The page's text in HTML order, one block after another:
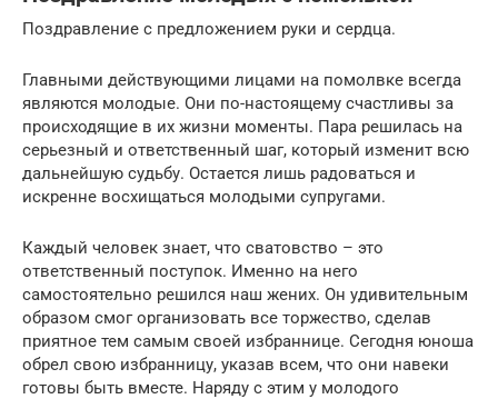
Поздравление с предложением руки и сердца.
Главными действующими лицами на помолвке всегда
являются молодые. Они по-настоящему счастливы за
происходящие в их жизни моменты. Пара решилась на
серьезный и ответственный шаг, который изменит всю
дальнейшую судьбу. Остается лишь радоваться и
искренне восхищаться молодыми супругами.
Каждый человек знает, что сватовство – это
ответственный поступок. Именно на него
самостоятельно решился наш жених. Он удивительным
образом смог организовать все торжество, сделав
приятное тем самым своей избраннице. Сегодня юноша
обрел свою избранницу, указав всем, что они навеки
готовы быть вместе. Наряду с этим у молодого